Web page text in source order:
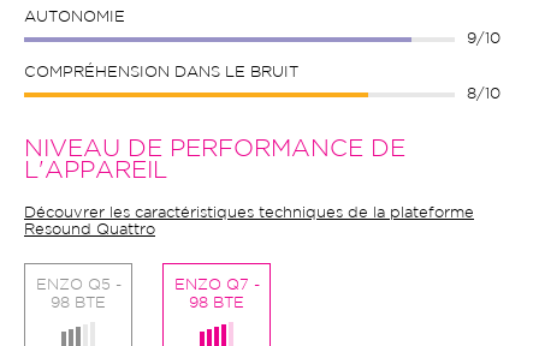
AUTONOMIE
9/10
COMPRÉHENSION DANS LE BRUIT
8/10
NIVEAU DE PERFORMANCE DE
L'APPAREIL
Découvrer les caractéristiques techniques de la plateforme
Resound Quattro
ENZO Q5 -
98 BTE
ENZO Q7 -
98 BTE